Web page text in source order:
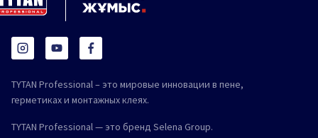
TYTAN Professional – это мировые инновации в пене,
герметиках и монтажных клеях.
TYTAN Professional — это бренд Selena Group.